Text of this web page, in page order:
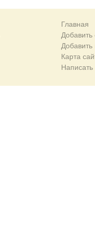
Главная
Добавить
Карта